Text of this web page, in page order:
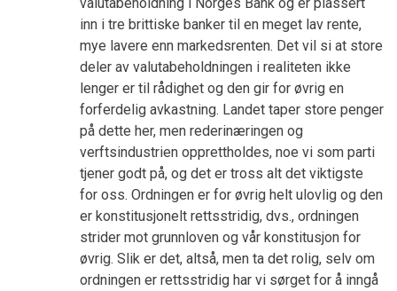
inn i tre brittiske banker til en meget lav rente,
mye lavere enn markedsrenten. Det vil si at store
deler av valutabeholdningen i realiteten ikke
lenger er til rådighet og den gir for øvrig en
forferdelig avkastning. Landet taper store penger
på dette her, men rederinæringen og
verftsindustrien opprettholdes, noe vi som parti
tjener godt på, og det er tross alt det viktigste
for oss. Ordningen er for øvrig helt ulovlig og den
er konstitusjonelt rettsstridig, dvs., ordningen
strider mot grunnloven og vår konstitusjon for
øvrig. Slik er det, altså, men ta det rolig, selv om
ordningen er rettsstridig har vi sørget for å inngå